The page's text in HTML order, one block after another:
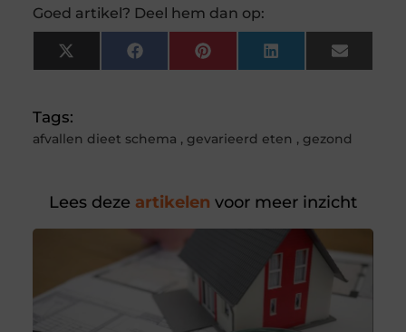
Goed artikel? Deel hem dan op:
X
(Twitter)
FacebookPinterestLinkedInEmail
Tags:
afvallen dieet schema , gevarieerd eten , gezond
Lees deze artikelen voor meer inzicht